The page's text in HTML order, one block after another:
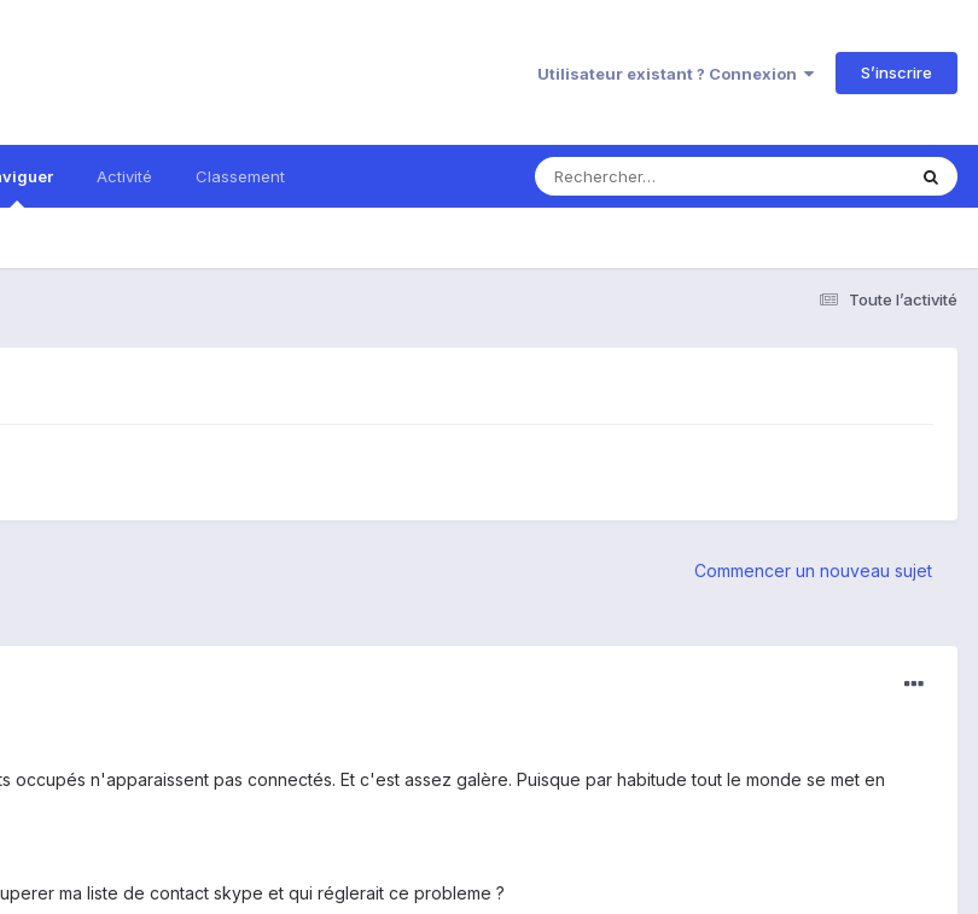
Utilisateur existant ? Connexion S’inscrire
Activité Classement
Toute l’activité
Commencer un nouveau sujet
occupés n'apparaissent pas connectés. Et c'est assez galère. Puisque par habitude tout le monde se met en
ma liste de contact skype et qui réglerait ce probleme ?